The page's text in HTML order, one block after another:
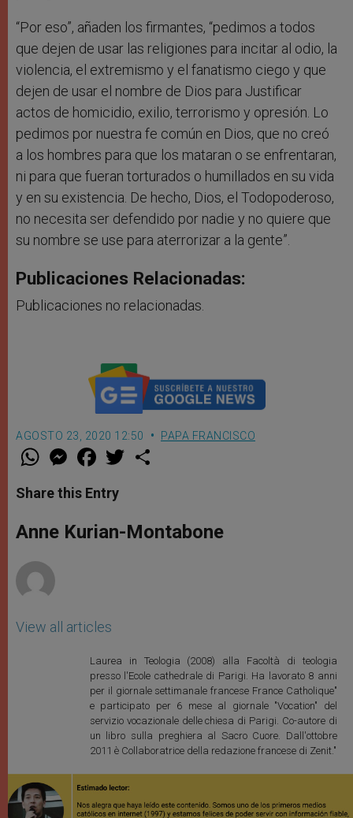
“Por eso”, añaden los firmantes, “pedimos a todos
que dejen de usar las religiones para incitar al odio, la
violencia, el extremismo y el fanatismo ciego y que
dejen de usar el nombre de Dios para Justificar
actos de homicidio, exilio, terrorismo y opresión. Lo
pedimos por nuestra fe común en Dios, que no creó
a los hombres para que los mataran o se enfrentaran,
ni para que fueran torturados o humillados en su vida
y en su existencia. De hecho, Dios, el Todopoderoso,
no necesita ser defendido por nadie y no quiere que
su nombre se use para aterrorizar a la gente”.
Publicaciones Relacionadas:
Publicaciones no relacionadas.
AGOSTO 23, 2020 12:50 PAPA FRANCISCO
W
t
s
p
p
M
e
s
e
g
e
F
a
e
b
o
k
w
r
Share this Entry
Anne Kurian-Montabone
View all articles
Laurea in Teologia (2008) alla Facoltà di teologia
presso l'Ecole cathedrale di Parigi. Ha lavorato 8 anni
per il giornale settimanale francese France Catholique"
e participato per 6 mese al giornale "Vocation" del
servizio vocazionale delle chiesa di Parigi. Co-autore di
un libro sulla preghiera al Sacro Cuore. Dall'ottobre
2011 è Collaboratrice della redazione francese di Zenit."